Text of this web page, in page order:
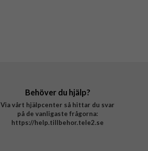
Behöver du hjälp?
Via vårt hjälpcenter så hittar du svar
på de vanligaste frågorna:
https://help.tillbehor.tele2.se